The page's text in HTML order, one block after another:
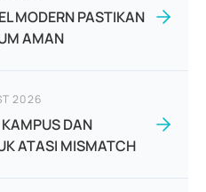
MODERN PASTIKAN
AMAN
2026
DAN
ATASI MISMATCH